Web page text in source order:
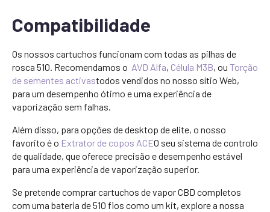
Compatibilidade
Os nossos cartuchos funcionam com todas as pilhas de
rosca 510. Recomendamos o AVD Alfa, Célula M3B, ou Torção
de sementes activastodos vendidos no nosso sítio Web,
para um desempenho ótimo e uma experiência de
vaporização sem falhas.
Além disso, para opções de desktop de elite, o nosso
favorito é o Extrator de copos ACEO seu sistema de controlo
de qualidade, que oferece precisão e desempenho estável
para uma experiência de vaporização superior.
Se pretende comprar cartuchos de vapor CBD completos
com uma bateria de 510 fios como um kit, explore a nossa